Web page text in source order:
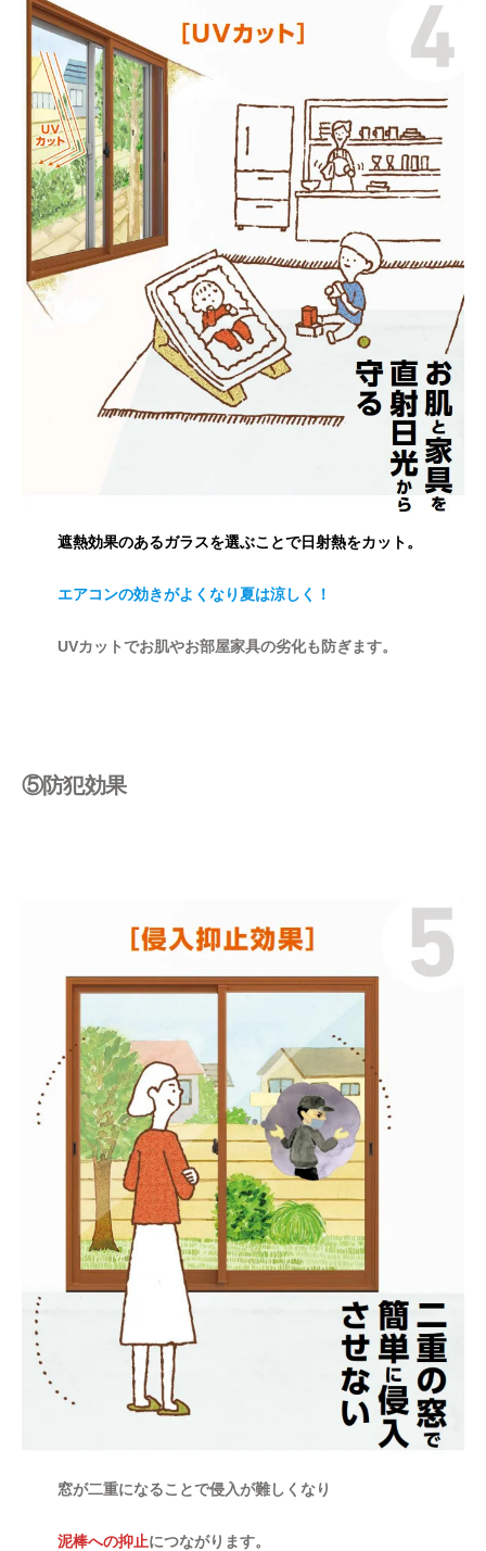
遮熱効果のあるガラスを選ぶことで日射熱をカット。
エアコンの効きがよくなり夏は涼しく！
UVカットでお肌やお部屋家具の劣化も防ぎます。
⑤防犯効果
窓が二重になることで侵入が難しくなり
泥棒への抑止につながります。